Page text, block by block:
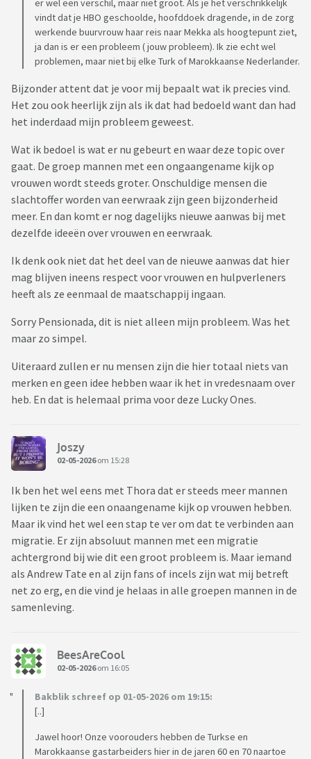
er wel een verschil, maar niet groot. Als je het verschrikkelijk
vindt dat je HBO geschoolde, hoofddoek dragende, in de zorg
werkende buurvrouw haar reis naar Mekka als hoogtepunt ziet,
ja dan is er een probleem ( jouw probleem). Ik zie echt wel
problemen, maar niet bij elke Turk of Marokkaanse Nederlander.
Bijzonder attent dat je voor mij bepaalt wat ik precies vind.
Het zou ook heerlijk zijn als ik dat had bedoeld want dan had
het inderdaad mijn probleem geweest.
Wat ik bedoel is wat er nu gebeurt en waar deze topic over
gaat. De groep mannen met een ongaangename kijk op
vrouwen wordt steeds groter. Onschuldige mensen die
slachtoffer worden van eerwraak zijn geen bijzonderheid
meer. En dan komt er nog dagelijks nieuwe aanwas bij met
dezelfde ideeën over vrouwen en eerwraak.
Ik denk ook niet dat het deel van de nieuwe aanwas dat hier
mag blijven ineens respect voor vrouwen en hulpverleners
heeft als ze eenmaal de maatschappij ingaan.
Sorry Pensionada, dit is niet alleen mijn probleem. Was het
maar zo simpel.
Uiteraard zullen er nu mensen zijn die hier totaal niets van
merken en geen idee hebben waar ik het in vredesnaam over
heb. En dat is helemaal prima voor deze Lucky Ones.
Joszy
02-05-2026om 15:28
Ik ben het wel eens met Thora dat er steeds meer mannen
lijken te zijn die een onaangename kijk op vrouwen hebben.
Maar ik vind het wel een stap te ver om dat te verbinden aan
migratie. Er zijn absoluut mannen met een migratie
achtergrond bij wie dit een groot probleem is. Maar iemand
als Andrew Tate en al zijn fans of incels zijn wat mij betreft
net zo erg, en die vind je helaas in alle groepen mannen in de
samenleving.
BeesAreCool
02-05-2026om 16:05
Bakblik schreef op 01-05-2026 om 19:15:
[..]
Jawel hoor! Onze voorouders hebben de Turkse en
Marokkaanse gastarbeiders hier in de jaren 60 en 70 naartoe